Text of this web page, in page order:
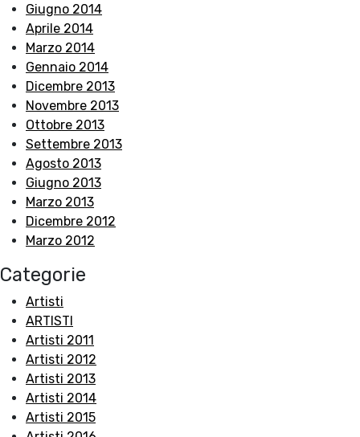
Giugno 2014
Aprile 2014
Marzo 2014
Gennaio 2014
Dicembre 2013
Novembre 2013
Ottobre 2013
Settembre 2013
Agosto 2013
Giugno 2013
Marzo 2013
Dicembre 2012
Marzo 2012
Categorie
Artisti
ARTISTI
Artisti 2011
Artisti 2012
Artisti 2013
Artisti 2014
Artisti 2015